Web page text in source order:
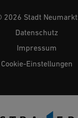
2026 Stadt Neumarkt
Datenschutz
Impressum
Cookie-Einstellungen